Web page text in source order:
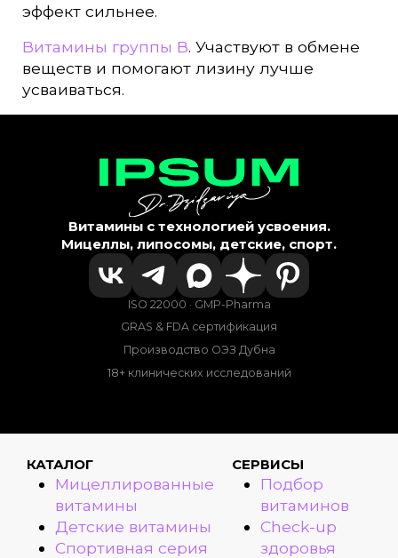
эффект сильнее.
Витамины группы В. Участвуют в обмене
веществ и помогают лизину лучше
усваиваться.
Витамины с технологией усвоения.
Мицеллы, липосомы, детские, спорт.
ISO 22000 · GMP-Pharma
GRAS & FDA сертификация
Производство ОЭЗ Дубна
18+ клинических исследований
КАТАЛОГ
Мицеллированные
витамины
Детские витамины
Спортивная серия
СЕРВИСЫ
Подбор
витаминов
Check-up
здоровья